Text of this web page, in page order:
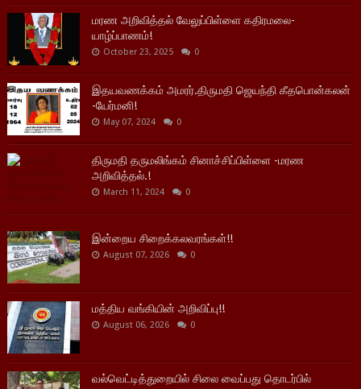
மரண அறிவித்தல் வேலுப்பிள்ளை கதிரமலை-
யாழ்ப்பாணம்!
October 23, 2025 0
இதயவணக்கம் அமரர்.திருமதி ஜெயந்தி கீதபொன்கலன்
-யேர்மனி!
May 07, 2024 0
திருமதி தருமலிங்கம் சினாச்சிப்பிள்ளை -மரண
அறிவித்தல்.!
March 11, 2024 0
இன்றைய சிறைக்கலவரங்கள்!!
August 07, 2026 0
மத்திய வங்கியின் அறிவிப்பு!!
August 06, 2026 0
வல்வெட்டித்துறையில் சிலை வைப்பது தொடர்பில்